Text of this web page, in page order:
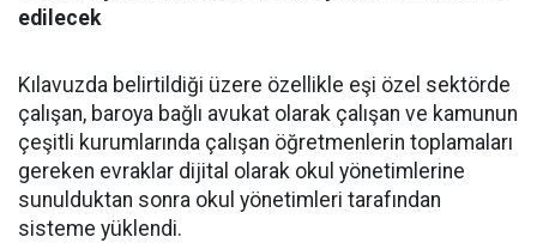
edilecek
Kılavuzda belirtildiği üzere özellikle eşi özel sektörde
çalışan, baroya bağlı avukat olarak çalışan ve kamunun
çeşitli kurumlarında çalışan öğretmenlerin toplamaları
gereken evraklar dijital olarak okul yönetimlerine
sunulduktan sonra okul yönetimleri tarafından
sisteme yüklendi.